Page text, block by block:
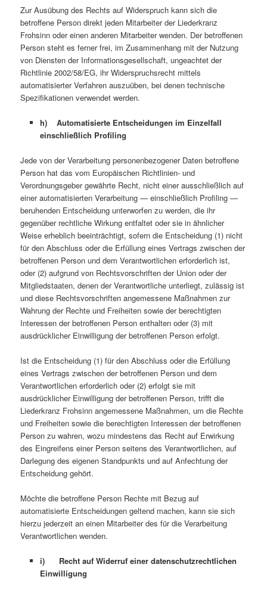
Zur Ausübung des Rechts auf Widerspruch kann sich die
betroffene Person direkt jeden Mitarbeiter der Liederkranz
Frohsinn oder einen anderen Mitarbeiter wenden. Der betroffenen
Person steht es ferner frei, im Zusammenhang mit der Nutzung
von Diensten der Informationsgesellschaft, ungeachtet der
Richtlinie 2002/58/EG, ihr Widerspruchsrecht mittels
automatisierter Verfahren auszuüben, bei denen technische
Spezifikationen verwendet werden.
h) Automatisierte Entscheidungen im Einzelfall
einschließlich Profiling
Jede von der Verarbeitung personenbezogener Daten betroffene
Person hat das vom Europäischen Richtlinien- und
Verordnungsgeber gewährte Recht, nicht einer ausschließlich auf
einer automatisierten Verarbeitung — einschließlich Profiling —
beruhenden Entscheidung unterworfen zu werden, die ihr
gegenüber rechtliche Wirkung entfaltet oder sie in ähnlicher
Weise erheblich beeinträchtigt, sofern die Entscheidung (1) nicht
für den Abschluss oder die Erfüllung eines Vertrags zwischen der
betroffenen Person und dem Verantwortlichen erforderlich ist,
oder (2) aufgrund von Rechtsvorschriften der Union oder der
Mitgliedstaaten, denen der Verantwortliche unterliegt, zulässig ist
und diese Rechtsvorschriften angemessene Maßnahmen zur
Wahrung der Rechte und Freiheiten sowie der berechtigten
Interessen der betroffenen Person enthalten oder (3) mit
ausdrücklicher Einwilligung der betroffenen Person erfolgt.
Ist die Entscheidung (1) für den Abschluss oder die Erfüllung
eines Vertrags zwischen der betroffenen Person und dem
Verantwortlichen erforderlich oder (2) erfolgt sie mit
ausdrücklicher Einwilligung der betroffenen Person, trifft die
Liederkranz Frohsinn angemessene Maßnahmen, um die Rechte
und Freiheiten sowie die berechtigten Interessen der betroffenen
Person zu wahren, wozu mindestens das Recht auf Erwirkung
des Eingreifens einer Person seitens des Verantwortlichen, auf
Darlegung des eigenen Standpunkts und auf Anfechtung der
Entscheidung gehört.
Möchte die betroffene Person Rechte mit Bezug auf
automatisierte Entscheidungen geltend machen, kann sie sich
hierzu jederzeit an einen Mitarbeiter des für die Verarbeitung
Verantwortlichen wenden.
i) Recht auf Widerruf einer datenschutzrechtlichen
Einwilligung